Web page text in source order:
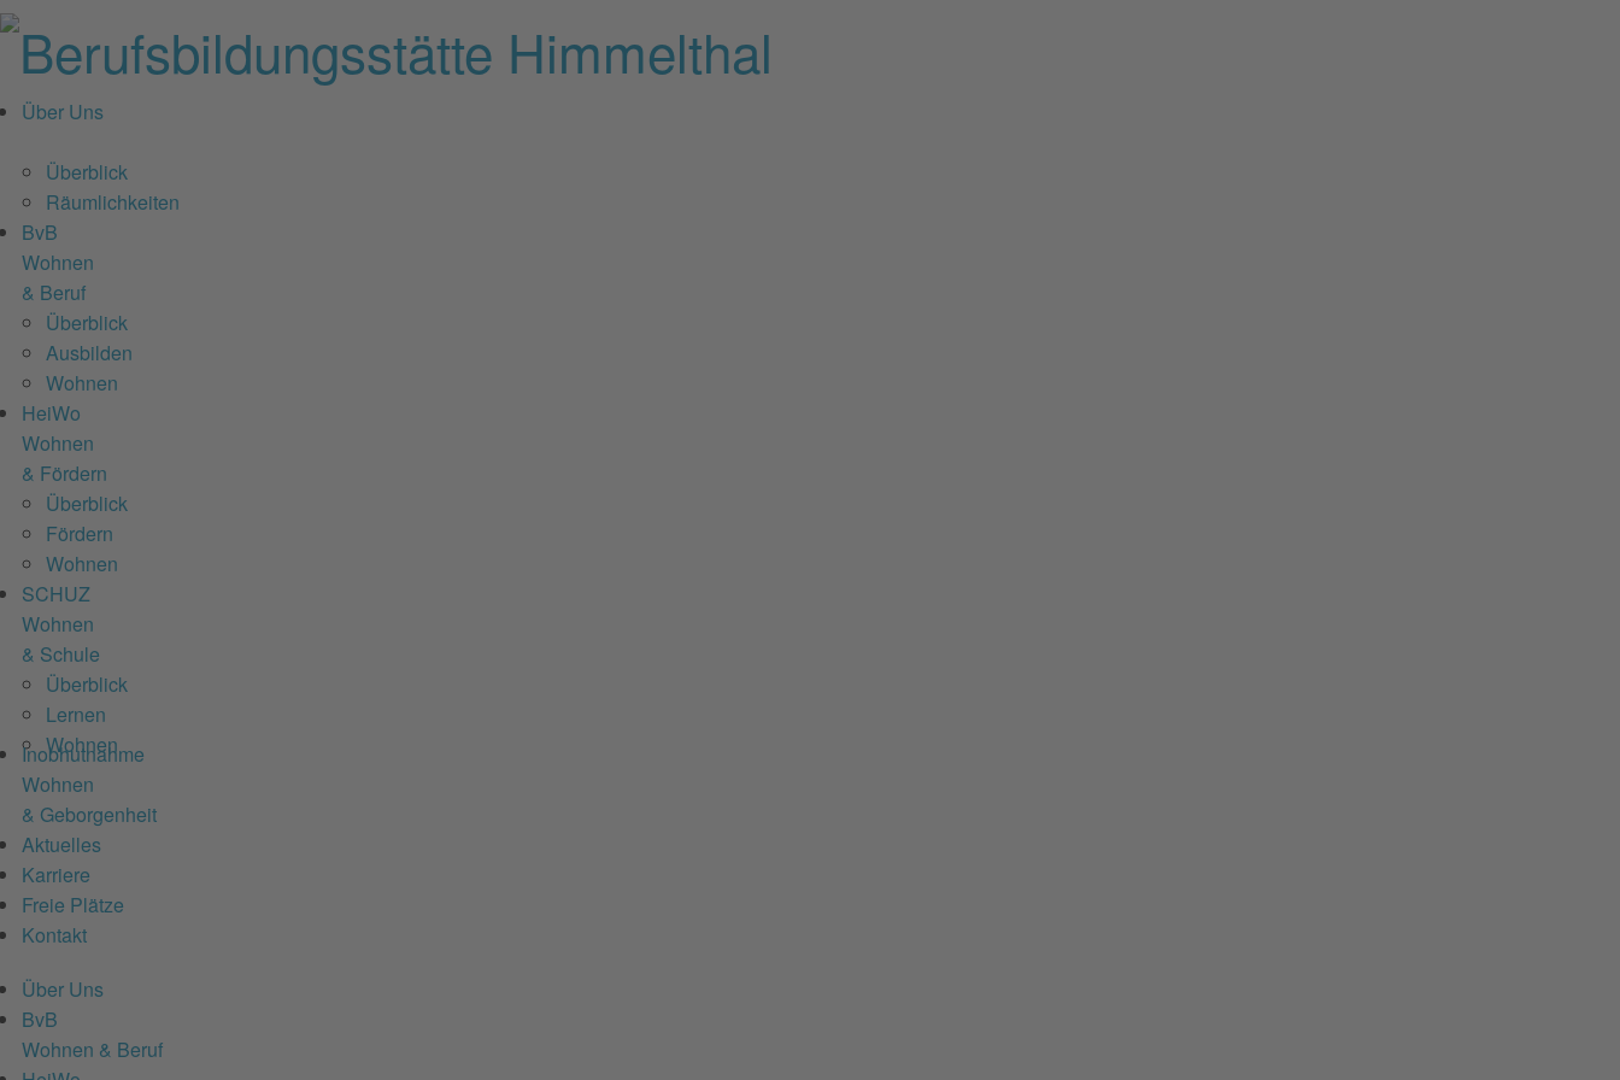
Über Uns
Überblick
Räumlichkeiten
BvB
Wohnen
& Beruf
Überblick
Ausbilden
Wohnen
HeiWo
Wohnen
& Fördern
Überblick
Fördern
Wohnen
SCHUZ
Wohnen
& Schule
Überblick
Lernen
Wohnen
Inobhutnahme
Wohnen
& Geborgenheit
Aktuelles
Karriere
Freie Plätze
Kontakt
Über Uns
BvB
Wohnen & Beruf